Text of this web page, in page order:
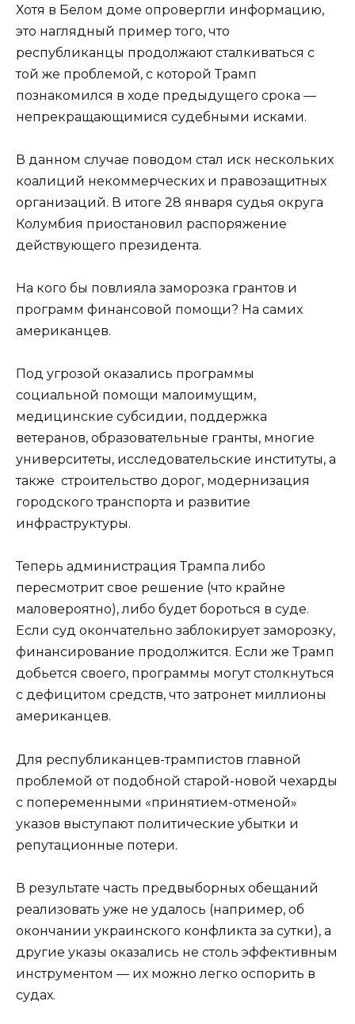
Хотя в Белом доме опровергли информацию,
это наглядный пример того, что
республиканцы продолжают сталкиваться с
той же проблемой, с которой Трамп
познакомился в ходе предыдущего срока —
непрекращающимися судебными исками.
В данном случае поводом стал иск нескольких
коалиций некоммерческих и правозащитных
организаций. В итоге 28 января судья округа
Колумбия приостановил распоряжение
действующего президента.
На кого бы повлияла заморозка грантов и
программ финансовой помощи? На самих
американцев.
Под угрозой оказались программы
социальной помощи малоимущим,
медицинские субсидии, поддержка
ветеранов, образовательные гранты, многие
университеты, исследовательские институты, а
также строительство дорог, модернизация
городского транспорта и развитие
инфраструктуры.
Теперь администрация Трампа либо
пересмотрит свое решение (что крайне
маловероятно), либо будет бороться в суде.
Если суд окончательно заблокирует заморозку,
финансирование продолжится. Если же Трамп
добьется своего, программы могут столкнуться
с дефицитом средств, что затронет миллионы
американцев.
Для республиканцев-трампистов главной
проблемой от подобной старой-новой чехарды
с попеременными «принятием-отменой»
указов выступают политические убытки и
репутационные потери.
В результате часть предвыборных обещаний
реализовать уже не удалось (например, об
окончании украинского конфликта за сутки), а
другие указы оказались не столь эффективным
инструментом — их можно легко оспорить в
судах.